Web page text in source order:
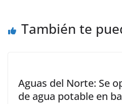
También te
Aguas del Norte: Se
de agua potable en